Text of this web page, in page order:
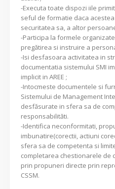
-Executa toate dispozi iile
seful de formatie daca
securitatea sa, a altor
-Participa la formele
pregătirea si instruire a
-Isi desfasoara activitatea in
documentatia sistemului SMI
implicit in AREE ;
-Intocmeste documentele si
Sistemului de Management
desfăsurate in sfera sa de
responsabilităti.
-Identifica neconformitati,
imbunatire(corectii, actiuni
sfera sa de competenta si
completarea chestionarele de
prin propuneri directe prin
CSSM.